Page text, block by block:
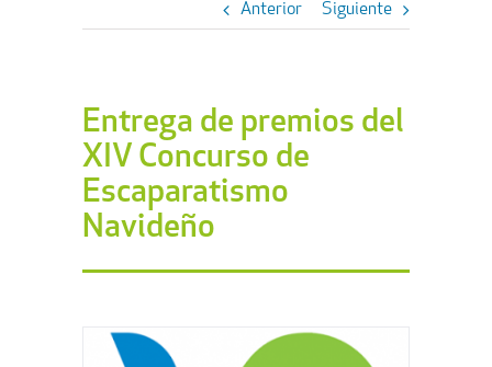
Anterior Siguiente
Entrega de premios del
XIV Concurso de
Escaparatismo
Navideño